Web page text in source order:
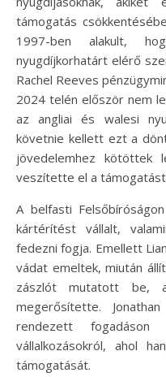
támogatás
1997-ben alakult,
nyugdíjkorhatárt elérő
Rachel Reeves
2024 telén először nem
az angliai és walesi
követnie kellett ezt a
jövedelemhez
veszítette el a
A belfasti
kártérítést vállalt,
fedezni fogja. Emellett
vádat emeltek, miután
zászlót mutatott be,
megerősítette.
rendezett fogadáson
vállalkozásokról, ahol
támogatását.